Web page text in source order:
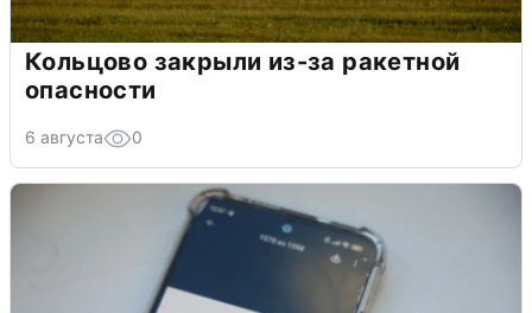
Кольцово закрыли из-за ракетной
опасности
6 августа 0